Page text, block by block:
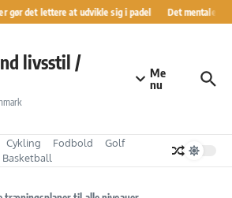
gør det lettere at udvikle sig i padel Det mentale
livsstil /
Me
nu
Cykling Fodbold
Golf
Basketball